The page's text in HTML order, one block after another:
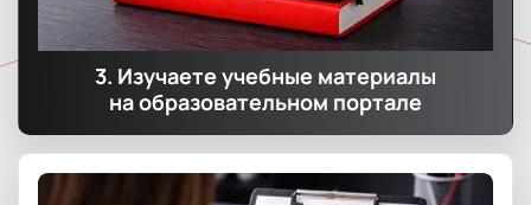
3. Изучаете учебные материалы
на образовательном портале